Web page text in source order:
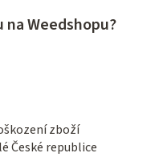
Weedshopu?
zboží
České republice